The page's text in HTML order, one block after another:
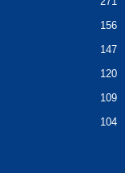
156
147
120
109
104